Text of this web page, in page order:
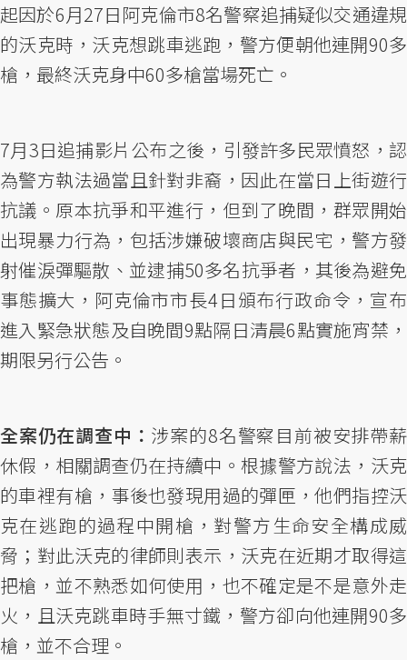
起因於6月27日阿克倫市8名警察追捕疑似交通違規
的沃克時，沃克想跳車逃跑，警方便朝他連開90多
槍，最終沃克身中60多槍當場死亡。
7月3日追捕影片公布之後，引發許多民眾憤怒，認
為警方執法過當且針對非裔，因此在當日上街遊行
抗議。原本抗爭和平進行，但到了晚間，群眾開始
出現暴力行為，包括涉嫌破壞商店與民宅，警方發
射催淚彈驅散、並逮捕50多名抗爭者，其後為避免
事態擴大，阿克倫市市長4日頒布行政命令，宣布
進入緊急狀態及自晚間9點隔日清晨6點實施宵禁，
期限另行公告。
全案仍在調查中： 涉案的8名警察目前被安排帶薪
休假，相關調查仍在持續中。根據警方說法，沃克
的車裡有槍，事後也發現用過的彈匣，他們指控沃
克在逃跑的過程中開槍，對警方生命安全構成威
脅；對此沃克的律師則表示，沃克在近期才取得這
把槍，並不熟悉如何使用，也不確定是不是意外走
火，且沃克跳車時手無寸鐵，警方卻向他連開90多
槍，並不合理。